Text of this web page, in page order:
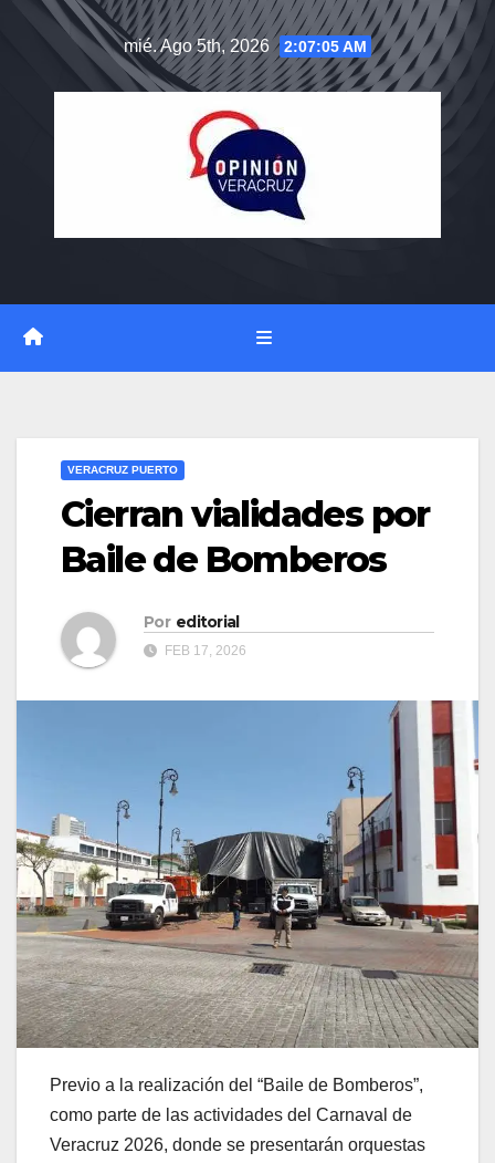
mié. Ago 5th, 2026 2:07:06 AM
VERACRUZ PUERTO
Cierran vialidades por
Baile de Bomberos
Por editorial
FEB 17, 2026
Previo a la realización del “Baile de Bomberos”,
como parte de las actividades del Carnaval de
Veracruz 2026, donde se presentarán orquestas